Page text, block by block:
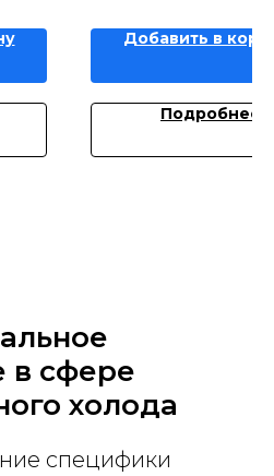
Добавить в
Подробнее
в сфере
холода
специфики